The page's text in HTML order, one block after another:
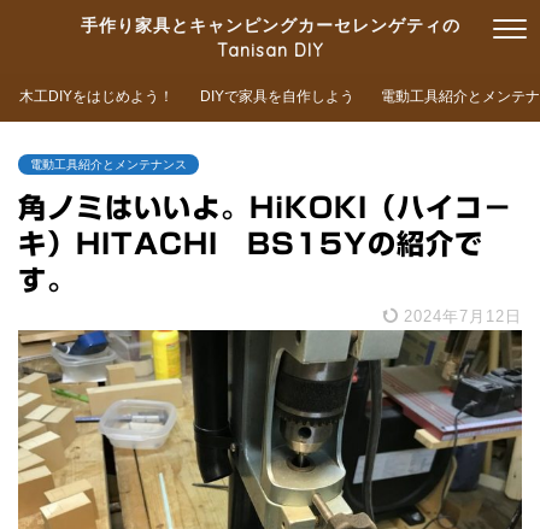
手作り家具とキャンピングカーセレンゲティの
Tanisan DIY
木工DIYをはじめよう！ DIYで家具を自作しよう 電動工具紹介とメンテ
電動工具紹介とメンテナンス
角ノミはいいよ。HiKOKI（ハイコ－
キ）HITACHI BS15Yの紹介で
す。
2024年7月12日